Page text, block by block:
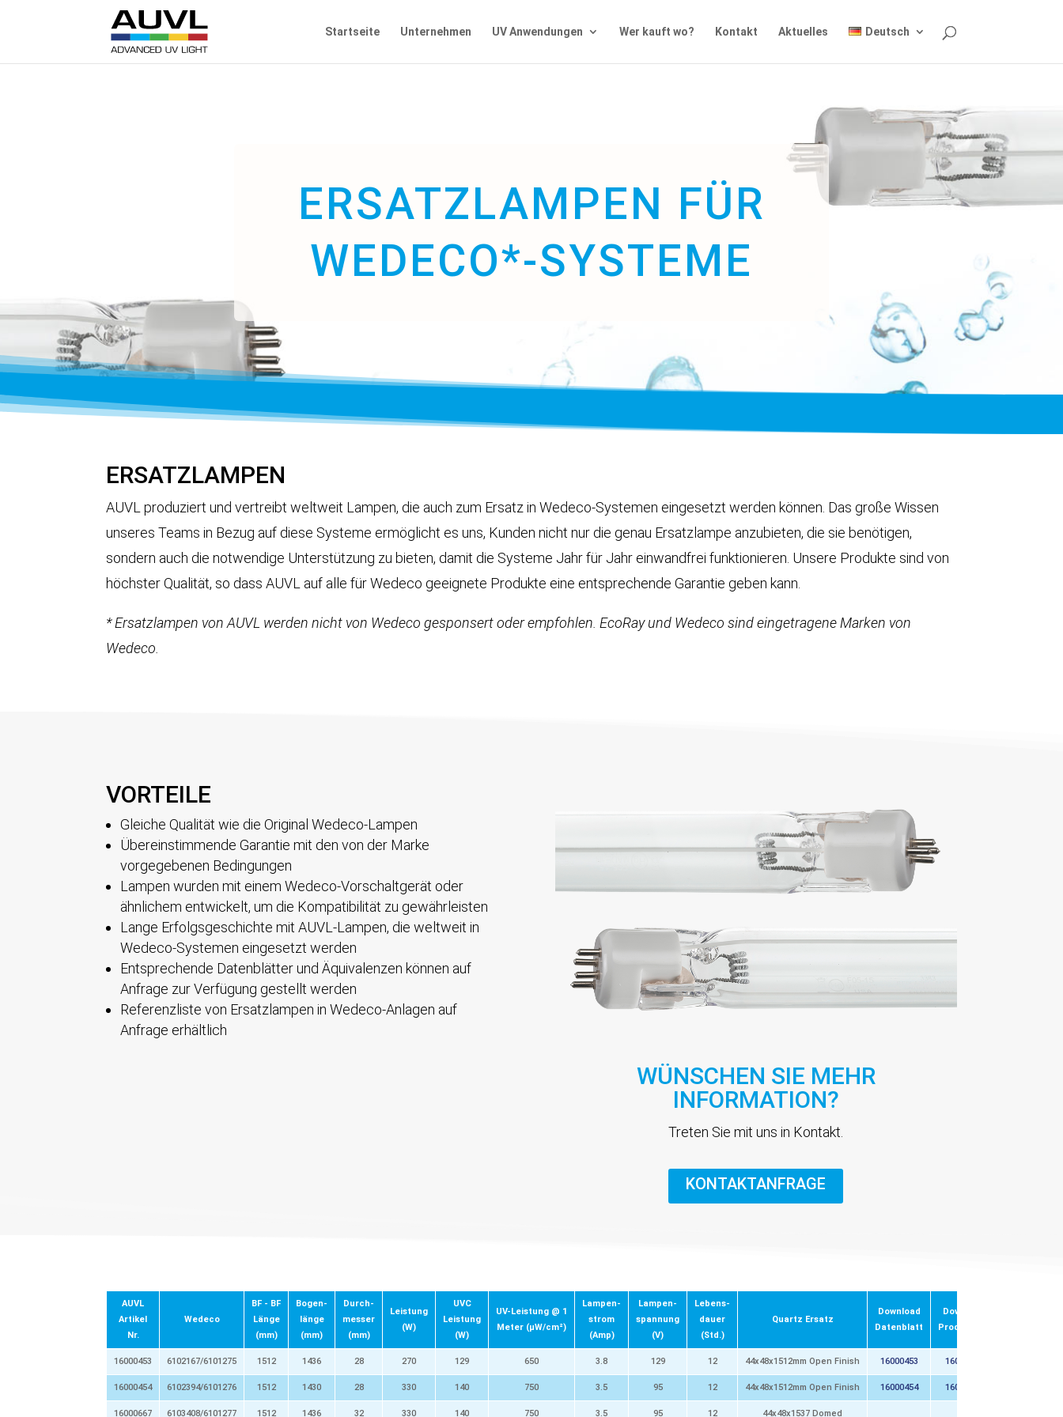
Startseite Unternehmen UV Anwendungen Wer kauft wo? Kontakt Aktuelles Deutsch
ERSATZLAMPEN FÜR
WEDECO*-SYSTEME
ERSATZLAMPEN
AUVL produziert und vertreibt weltweit Lampen, die auch zum Ersatz in Wedeco-Systemen eingesetzt werden können. Das große Wissen
unseres Teams in Bezug auf diese Systeme ermöglicht es uns, Kunden nicht nur die genau Ersatzlampe anzubieten, die sie benötigen,
sondern auch die notwendige Unterstützung zu bieten, damit die Systeme Jahr für Jahr einwandfrei funktionieren. Unsere Produkte sind von
höchster Qualität, so dass AUVL auf alle für Wedeco geeignete Produkte eine entsprechende Garantie geben kann.
* Ersatzlampen von AUVL werden nicht von Wedeco gesponsert oder empfohlen. EcoRay und Wedeco sind eingetragene Marken von
Wedeco.
VORTEILE
Gleiche Qualität wie die Original Wedeco-Lampen
Übereinstimmende Garantie mit den von der Marke
vorgegebenen Bedingungen
Lampen wurden mit einem Wedeco-Vorschaltgerät oder
ähnlichem entwickelt, um die Kompatibilität zu gewährleisten
Lange Erfolgsgeschichte mit AUVL-Lampen, die weltweit in
Wedeco-Systemen eingesetzt werden
Entsprechende Datenblätter und Äquivalenzen können auf
Anfrage zur Verfügung gestellt werden
Referenzliste von Ersatzlampen in Wedeco-Anlagen auf
Anfrage erhältlich
WÜNSCHEN SIE MEHR
INFORMATION?
Treten Sie mit uns in Kontakt.
KONTAKTANFRAGE
AUVL
Artikel
Nr.
Wedeco
BF - BF
Länge
(mm)
Bogen-
länge
(mm)
Durch-
messer
(mm)
Leistung
(W)
UVC
Leistung
(W)
UV-Leistung @ 1
Meter (µW/cm²)
Lampen-
strom
(Amp)
Lampen-
spannung
(V)
Lebens-
dauer
(Std.)
Quartz Ersatz
Download
Datenblatt
Download
Produktbild
16000453 6102167/6101275 1512 1436 28 270 129 650 3.8 129 12 44x48x1512mm Open Finish 16000453 16000453
16000454 6102394/6101276 1512 1430 28 330 140 750 3.5 95 12 44x48x1512mm Open Finish 16000454 16000454
16000667 6103408/6101277 1512 1436 32 330 140 750 3.5 95 12 44x48x1537 Domed